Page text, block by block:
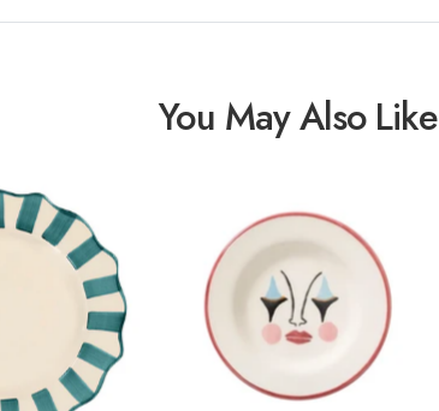
You May Also Like